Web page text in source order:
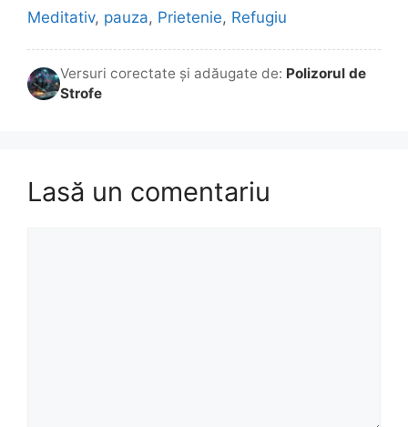
Meditativ, pauza, Prietenie, Refugiu
Versuri corectate și adăugate de: Polizorul de
Strofe
Lasă un comentariu